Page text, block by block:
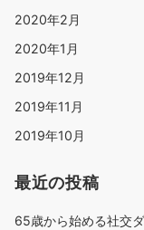
2020年2月
2020年1月
2019年12月
2019年11月
2019年10月
最近の投稿
65歳から始める社交